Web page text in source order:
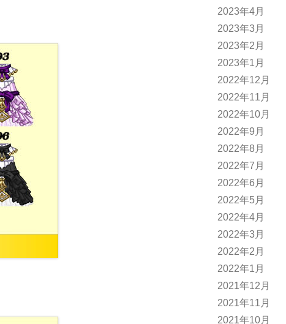
2023年4月
2023年3月
2023年2月
2023年1月
2022年12月
2022年11月
2022年10月
2022年9月
2022年8月
2022年7月
2022年6月
2022年5月
2022年4月
2022年3月
2022年2月
2022年1月
2021年12月
2021年11月
2021年10月